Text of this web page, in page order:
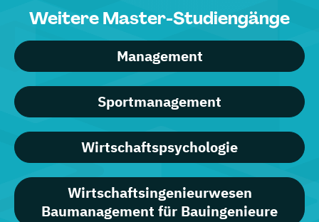
Weitere Master-Studiengänge
Management
Sportmanagement
Wirtschaftspsychologie
Wirtschaftsingenieurwesen
Baumanagement für Bauingenieure